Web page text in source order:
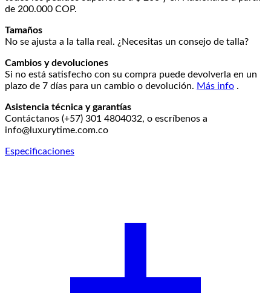
de 200.000 COP.
Tamaños
No se ajusta a la talla real. ¿Necesitas un consejo de talla?
Cambios y devoluciones
Si no está satisfecho con su compra puede devolverla en un
plazo de 7 días para un cambio o devolución. Más info .
Asistencia técnica y garantías
Contáctanos (+57) 301 4804032, o escríbenos a
info@luxurytime.com.co
Especificaciones